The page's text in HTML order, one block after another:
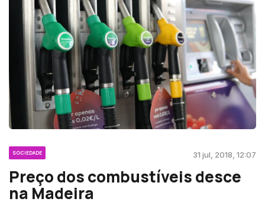
SOCIEDADE 31 jul, 2018, 12:07
Preço dos combustíveis desce
na Madeira